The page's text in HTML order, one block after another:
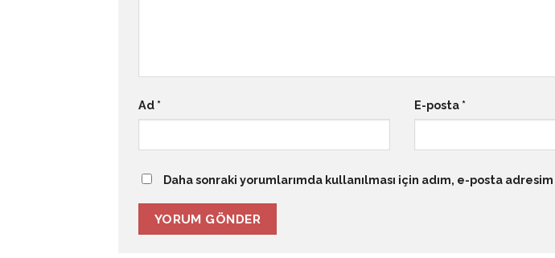
Ad * E-posta *
Daha sonraki yorumlarımda kullanılması için adım, e-posta